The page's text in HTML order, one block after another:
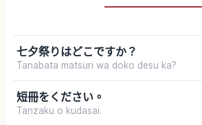
七夕祭りはどこですか？
Tanabata matsuri wa doko desu ka?
短冊をください。
Tanzaku o kudasai.